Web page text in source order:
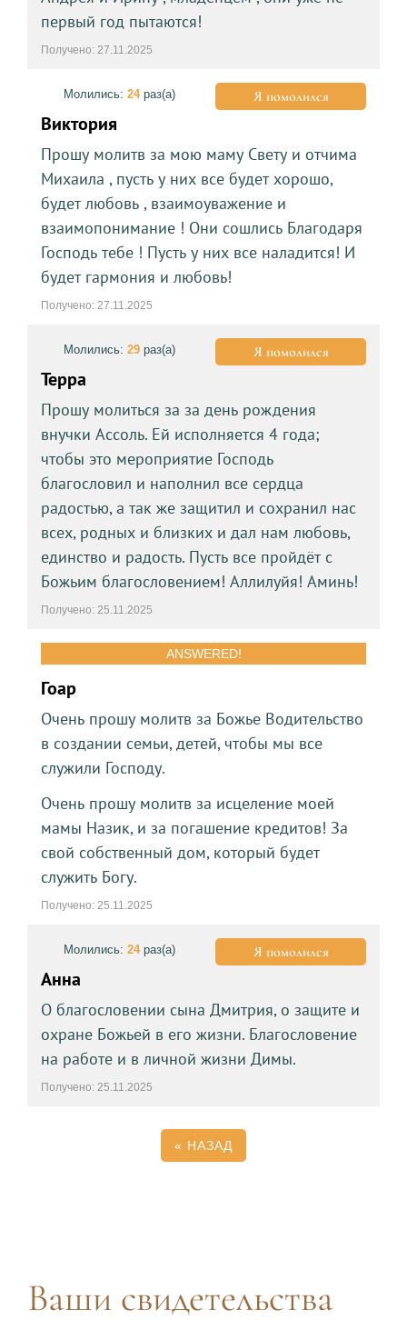
первый год пытаются!
Получено: 27.11.2025
Я помолился
Молились: 24раз(а)
Виктория
Прошу молитв за мою маму Свету и отчима
Михаила , пусть у них все будет хорошо,
будет любовь , взаимоуважение и
взаимопонимание ! Они сошлись Благодаря
Господь тебе ! Пусть у них все наладится! И
будет гармония и любовь!
Получено: 27.11.2025
Я помолился
Молились: 29раз(а)
Терра
Прошу молиться за за день рождения
внучки Ассоль. Ей исполняется 4 года;
чтобы это мероприятие Господь
благословил и наполнил все сердца
радостью, а так же защитил и сохранил нас
всех, родных и близких и дал нам любовь,
единство и радость. Пусть все пройдёт с
Божьим благословением! Аллилуйя! Аминь!
Получено: 25.11.2025
ANSWERED!
Гоар
Очень прошу молитв за Божье Водительство
в создании семьи, детей, чтобы мы все
служили Господу.
Очень прошу молитв за исцеление моей
мамы Назик, и за погашение кредитов! За
свой собственный дом, который будет
служить Богу.
Получено: 25.11.2025
Я помолился
Молились: 24раз(а)
Анна
О благословении сына Дмитрия, о защите и
охране Божьей в его жизни. Благословение
на работе и в личной жизни Димы.
Получено: 25.11.2025
« НАЗАД
Ваши свидетельства